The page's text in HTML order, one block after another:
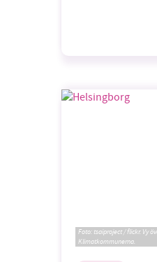
Foto: tsaiproject / flickr. Vy
Klimatkommunerna.